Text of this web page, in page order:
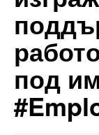
под